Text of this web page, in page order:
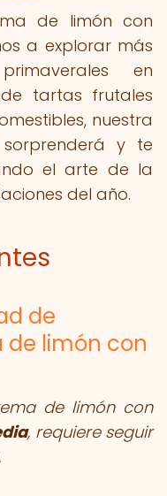
de limón con
a explorar más
en
tartas frutales
nuestra
y te
el arte de la
del año.
de
limón con
de limón con
, requiere seguir